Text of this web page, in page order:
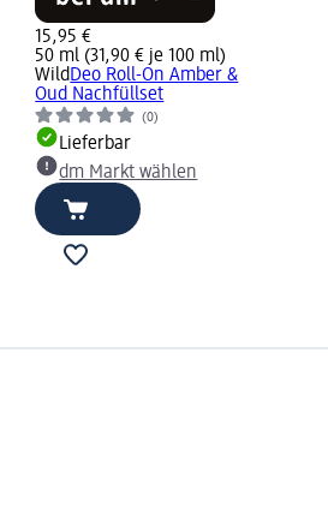
15,95 €
50 ml (31,90 € je 100 ml)
WildDeo Roll-On Amber &
Oud Nachfüllset
(0)
Lieferbar
dm Markt wählen